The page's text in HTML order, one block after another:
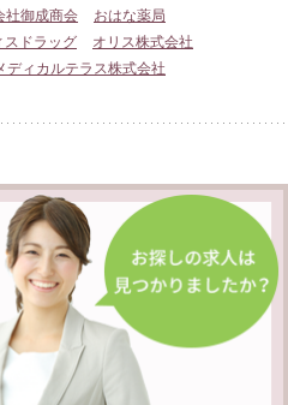
社御成商会
おはな薬局
ドラッグ
オリス株式会社
ディカルテラス株式会社